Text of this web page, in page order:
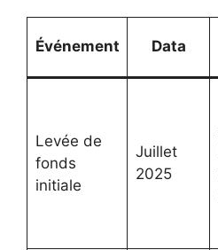
Événement Data
Levée de
fonds
initiale
Juillet
2025